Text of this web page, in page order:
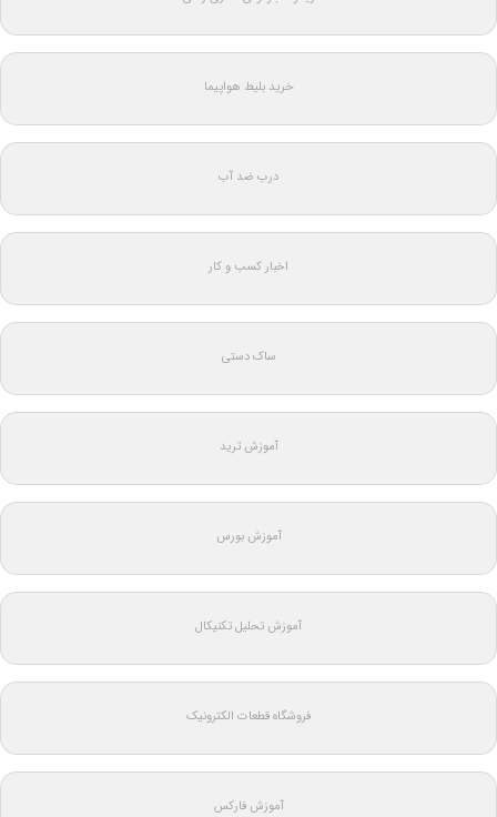
خرید بلیط هواپیما
درب ضد آب
اخبار کسب و کار
ساک دستی
آموزش ترید
آموزش بورس
آموزش تحلیل تکنیکال
فروشگاه قطعات الکترونیک
آموزش فارکس